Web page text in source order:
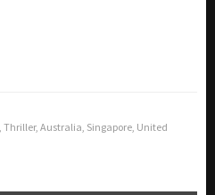
Thriller, Australia Singapore United